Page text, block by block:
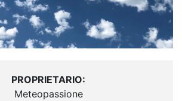
PROPRIETARIO:
Meteopassione